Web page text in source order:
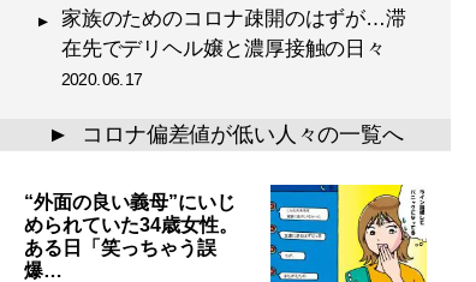
家族のためのコロナ疎開のはずが…滞
在先でデリヘル嬢と濃厚接触の日々
2020.06.17
▲ コロナ偏差値が低い人々の一覧へ
“外面の良い義母”にいじ
められていた34歳女性。
ある日「笑っちゃう誤
爆…